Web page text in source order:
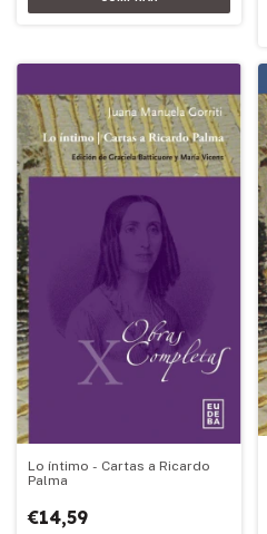
Lo íntimo - Cartas a Ricardo
Palma
€14,59